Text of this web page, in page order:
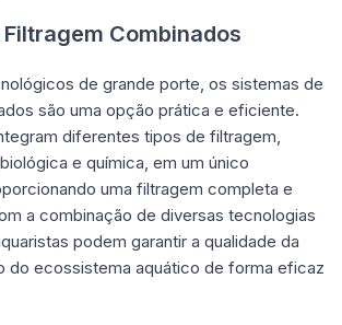
Combinados
de grande porte, os sistemas de
são uma opção prática e eficiente.
diferentes tipos de filtragem,
e química, em um único
uma filtragem completa e
a combinação de diversas tecnologias
podem garantir a qualidade da
do ecossistema aquático de forma eficaz